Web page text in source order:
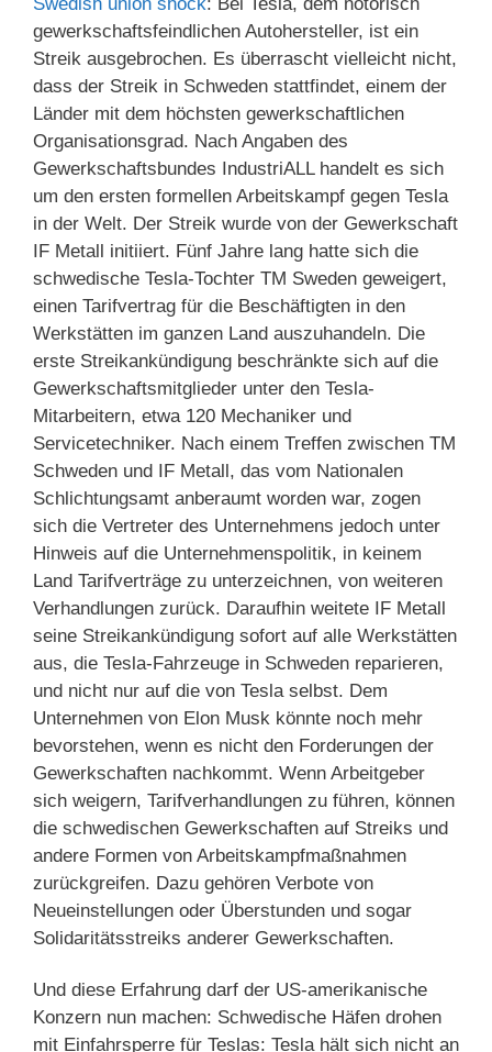
gewerkschaftsfeindlichen Autohersteller, ist ein
Streik ausgebrochen. Es überrascht vielleicht nicht,
dass der Streik in Schweden stattfindet, einem der
Länder mit dem höchsten gewerkschaftlichen
Organisationsgrad. Nach Angaben des
Gewerkschaftsbundes IndustriALL handelt es sich
um den ersten formellen Arbeitskampf gegen Tesla
in der Welt. Der Streik wurde von der Gewerkschaft
IF Metall initiiert. Fünf Jahre lang hatte sich die
schwedische Tesla-Tochter TM Sweden geweigert,
einen Tarifvertrag für die Beschäftigten in den
Werkstätten im ganzen Land auszuhandeln. Die
erste Streikankündigung beschränkte sich auf die
Gewerkschaftsmitglieder unter den Tesla-
Mitarbeitern, etwa 120 Mechaniker und
Servicetechniker. Nach einem Treffen zwischen TM
Schweden und IF Metall, das vom Nationalen
Schlichtungsamt anberaumt worden war, zogen
sich die Vertreter des Unternehmens jedoch unter
Hinweis auf die Unternehmenspolitik, in keinem
Land Tarifverträge zu unterzeichnen, von weiteren
Verhandlungen zurück. Daraufhin weitete IF Metall
seine Streikankündigung sofort auf alle Werkstätten
aus, die Tesla-Fahrzeuge in Schweden reparieren,
und nicht nur auf die von Tesla selbst. Dem
Unternehmen von Elon Musk könnte noch mehr
bevorstehen, wenn es nicht den Forderungen der
Gewerkschaften nachkommt. Wenn Arbeitgeber
sich weigern, Tarifverhandlungen zu führen, können
die schwedischen Gewerkschaften auf Streiks und
andere Formen von Arbeitskampfmaßnahmen
zurückgreifen. Dazu gehören Verbote von
Neueinstellungen oder Überstunden und sogar
Solidaritätsstreiks anderer Gewerkschaften.
Und diese Erfahrung darf der US-amerikanische
Konzern nun machen: Schwedische Häfen drohen
mit Einfahrsperre für Teslas: Tesla hält sich nicht an